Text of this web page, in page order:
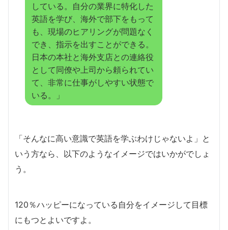
している。自分の業界に特化した
英語を学び、海外で部下をもって
も、現場のヒアリングが問題なく
でき、指示を出すことができる。
日本の本社と海外支店との連絡役
として同僚や上司から頼られてい
て、非常に仕事がしやすい状態で
いる。」
「そんなに高い意識で英語を学ぶわけじゃないよ」と
いう方なら、以下のようなイメージではいかがでしょ
う。
120％ハッピーになっている自分をイメージして目標
にもつとよいですよ。